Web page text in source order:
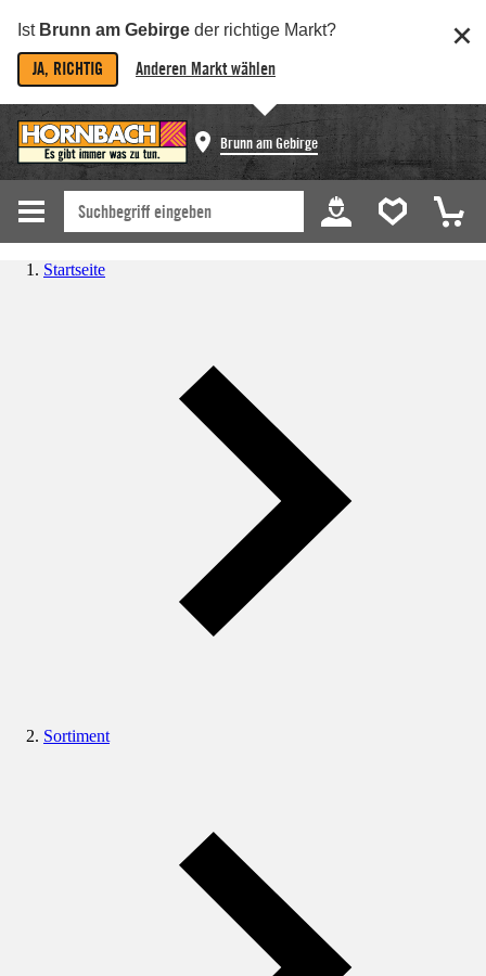
Ist Brunn am Gebirge der richtige Markt?
JA, RICHTIG Anderen Markt wählen
Brunn am Gebirge
Startseite
Sortiment